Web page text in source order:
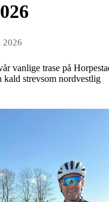
2026
vanlige trase på
kald strevsom nordvestlig